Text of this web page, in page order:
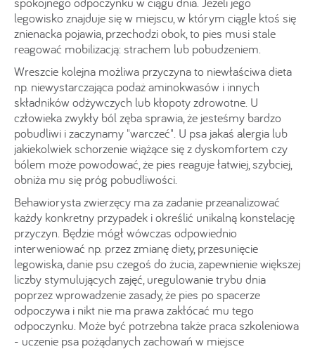
legowisko znajduje się w miejscu, w którym ciągle ktoś się
znienacka pojawia, przechodzi obok, to pies musi stale
reagować mobilizacją: strachem lub pobudzeniem.
Wreszcie kolejna możliwa przyczyna to niewłaściwa dieta
np. niewystarczająca podaż aminokwasów i innych
składników odżywczych lub kłopoty zdrowotne. U
człowieka zwykły ból zęba sprawia, że jesteśmy bardzo
pobudliwi i zaczynamy "warczeć". U psa jakaś alergia lub
jakiekolwiek schorzenie wiążące się z dyskomfortem czy
bólem może powodować, że pies reaguje łatwiej, szybciej,
obniża mu się próg pobudliwości.
Behawiorysta zwierzęcy ma za zadanie przeanalizować
każdy konkretny przypadek i określić unikalną konstelację
przyczyn. Będzie mógł wówczas odpowiednio
interweniować np. przez zmianę diety, przesunięcie
legowiska, danie psu czegoś do żucia, zapewnienie większej
liczby stymulujących zajęć, uregulowanie trybu dnia
poprzez wprowadzenie zasady, że pies po spacerze
odpoczywa i nikt nie ma prawa zakłócać mu tego
odpoczynku. Może być potrzebna także praca szkoleniowa
- uczenie psa pożądanych zachowań w miejsce